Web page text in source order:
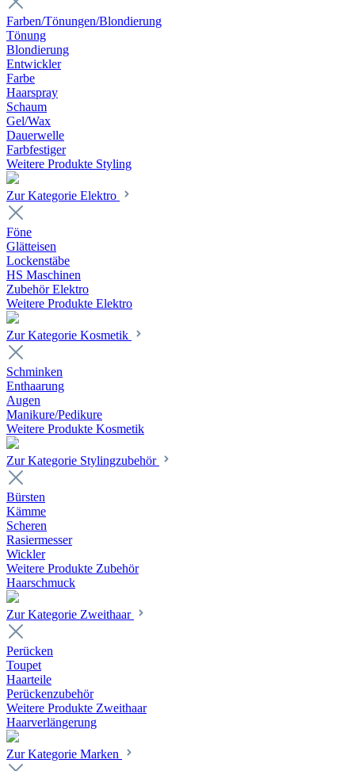
Farben/Tönungen/Blondierung
Tönung
Blondierung
Entwickler
Farbe
Haarspray
Schaum
Gel/Wax
Dauerwelle
Farbfestiger
Weitere Produkte Styling
Zur Kategorie Elektro
Föne
Glätteisen
Lockenstäbe
HS Maschinen
Zubehör Elektro
Weitere Produkte Elektro
Zur Kategorie Kosmetik
Schminken
Enthaarung
Augen
Manikure/Pedikure
Weitere Produkte Kosmetik
Zur Kategorie Stylingzubehör
Bürsten
Kämme
Scheren
Rasiermesser
Wickler
Weitere Produkte Zubehör
Haarschmuck
Zur Kategorie Zweithaar
Perücken
Toupet
Haarteile
Perückenzubehör
Weitere Produkte Zweithaar
Haarverlängerung
Zur Kategorie Marken